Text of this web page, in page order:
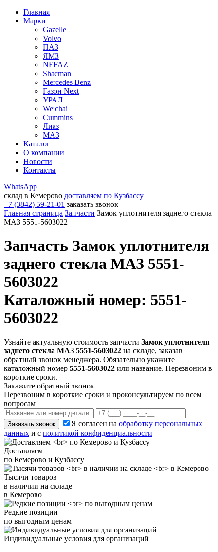
Главная
Марки
Gazelle
Volvo
ПАЗ
ЯМЗ
NEFAZ
Shacman
Mercedes Benz
Газон Next
УРАЛ
Weichai
Cummins
Лиаз
МАЗ
Каталог
О компании
Новости
Контакты
WhatsApp
склад в Кемерово доставляем по Кузбассу
+7 (3842) 59-21-01 заказать звонок
Главная страница Запчасти Замок уплотнителя заднего стекла
МАЗ 5551-5603022
Запчасть Замок уплотнителя
заднего стекла МАЗ 5551-
5603022
Каталожный номер: 5551-
5603022
Узнайте актуальную стоимость запчасти Замок уплотнителя
заднего стекла МАЗ 5551-5603022 на складе, заказав
обратный звонок менеджера. Обязательно укажите
каталожный номер 5551-5603022 или название. Перезвоним в
короткие сроки.
Закажите обратный звонок
Перезвоним в короткие сроки и проконсультируем по всем
вопросам
Заказать звонок Я согласен на обработку персональных
данных и с политикой конфиденциальности
Доставляем
по Кемерово и Кузбассу
Тысячи товаров
в наличии на складе
в Кемерово
Редкие позиции
по выгодным ценам
Индивидуальные условия для организаций